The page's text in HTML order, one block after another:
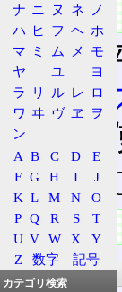
概要
2012(
カーが
など
特徴
仕様
ナ ニ ヌ ネ
ノ
ハ ヒ フ ヘ ホ
マ ミ ム メ
モ
ヤ
ユ
ヨ
ラ
リ ル レ ロ
ワ ヰ ヴ ヱ
ヲ
ン
A B C D
E
F G H I
J
K L M N
O
P Q R S
T
U V W X
Y
Z
数字 記号
カテゴリ検索